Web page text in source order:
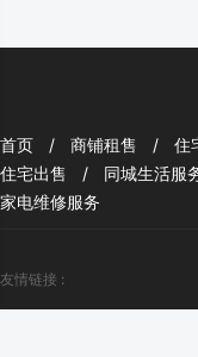
首页 / 商铺租售 / 住
住宅出售
/ 同城生活服
家电维修服务
友情链接 :